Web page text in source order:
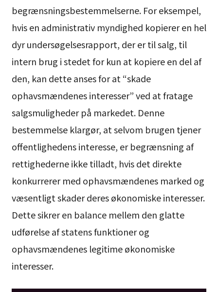
begrænsningsbestemmelserne. For eksempel,
hvis en administrativ myndighed kopierer en hel
dyr undersøgelsesrapport, der er til salg, til
intern brug i stedet for kun at kopiere en del af
den, kan dette anses for at “skade
ophavsmændenes interesser” ved at fratage
salgsmuligheder på markedet. Denne
bestemmelse klargør, at selvom brugen tjener
offentlighedens interesse, er begrænsning af
rettighederne ikke tilladt, hvis det direkte
konkurrerer med ophavsmændenes marked og
væsentligt skader deres økonomiske interesser.
Dette sikrer en balance mellem den glatte
udførelse af statens funktioner og
ophavsmændenes legitime økonomiske
interesser.